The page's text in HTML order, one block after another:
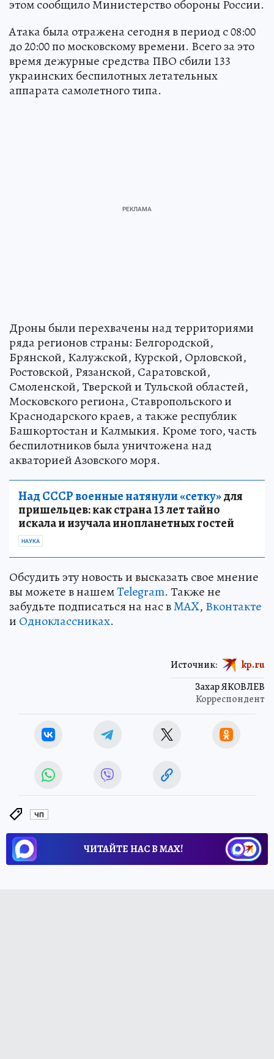
этом сообщило Министерство обороны России.
Атака была отражена сегодня в период с 08:00
до 20:00 по московскому времени. Всего за это
время дежурные средства ПВО сбили 133
украинских беспилотных летательных
аппарата самолетного типа.
Дроны были перехвачены над территориями
ряда регионов страны: Белгородской,
Брянской, Калужской, Курской, Орловской,
Ростовской, Рязанской, Саратовской,
Смоленской, Тверской и Тульской областей,
Московского региона, Ставропольского и
Краснодарского краев, а также республик
Башкортостан и Калмыкия. Кроме того, часть
беспилотников была уничтожена над
акваторией Азовского моря.
Над СССР военные натянули «сетку»для
пришельцев: как страна 13 лет тайно
искала и изучала инопланетных гостей
НАУКА
Обсудить эту новость и высказать свое мнение
вы можете в нашемTelegram. Также не
забудьте подписаться на нас вMAX, Вконтакте
и Одноклассниках.
Захар ЯКОВЛЕВ
Корреспондент
Источник: kp.ru
ЧП
ЧИТАЙТЕ НАС В МАХ!